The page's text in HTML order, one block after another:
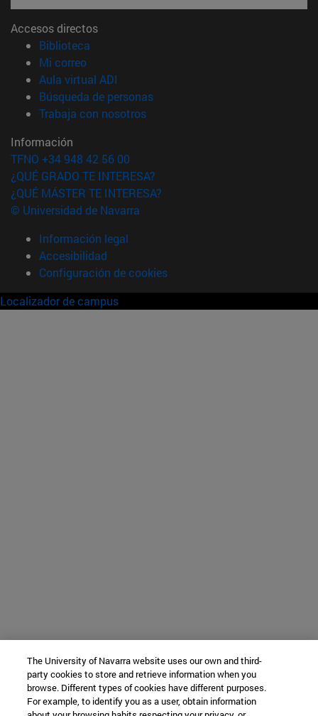
Accesos directos
Biblioteca
Mi correo(abre en nueva ventana)
Aula virtual ADI
Búsqueda de personas(abre en nueva ventana)
Trabaja con nosotros(abre en nueva ventana)
Información
TFNO +34 948 42 56 00
¿QUÉ GRADO TE INTERESA?
¿QUÉ MÁSTER TE INTERESA?
© Universidad de Navarra
Información legal
Accesibilidad
Configuración de cookies
Localizador de campus
The University of Navarra website uses our own and third-
party cookies to store and retrieve information when you
browse. Different types of cookies have different purposes.
For example, to identify you as a user, obtain information